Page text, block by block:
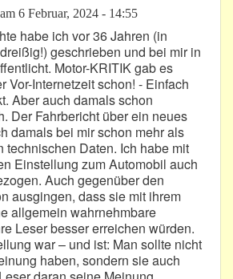
am 6 Februar, 2024 - 14:55
habe ich vor 36 Jahren (in
geschrieben und bei mir in
Motor-KRITIK gab es
Vor-Internetzeit schon! - Einfach
Aber auch damals schon
Der Fahrbericht über ein neues
damals bei mir schon mehr als
technischen Daten. Ich habe mit
Einstellung zum Automobil auch
Auch gegenüber den
ausgingen, dass sie mit ihrem
allgemein wahrnehmbare
Leser besser erreichen würden.
war – und ist: Man sollte nicht
haben, sondern sie auch